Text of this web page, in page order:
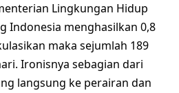
Lingkungan Hidup
Indonesia menghasilkan 0,8
maka sejumlah 189
Ironisnya sebagian dari
langsung ke perairan dan